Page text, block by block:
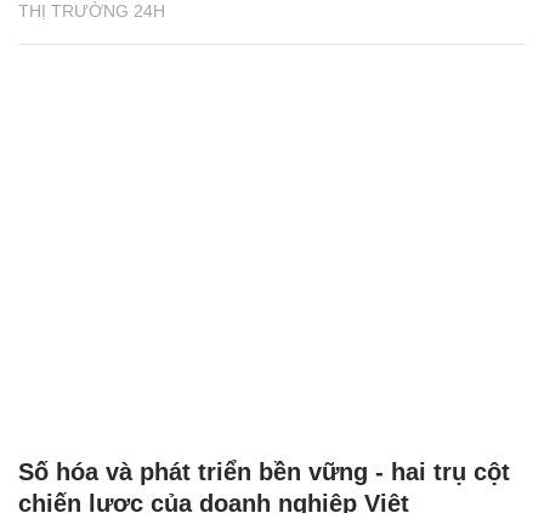
THỊ TRƯỜNG 24H
Số hóa và phát triển bền vững - hai trụ cột
chiến lược của doanh nghiệp Việt